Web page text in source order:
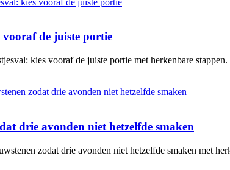
vooraf de juiste portie
kies vooraf de juiste portie met herkenbare stappen.
drie avonden niet hetzelfde smaken
zodat drie avonden niet hetzelfde smaken met